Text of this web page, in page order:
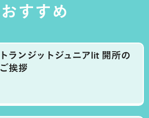
おすすめ
トランジットジュニアlit 開所の
ご挨拶